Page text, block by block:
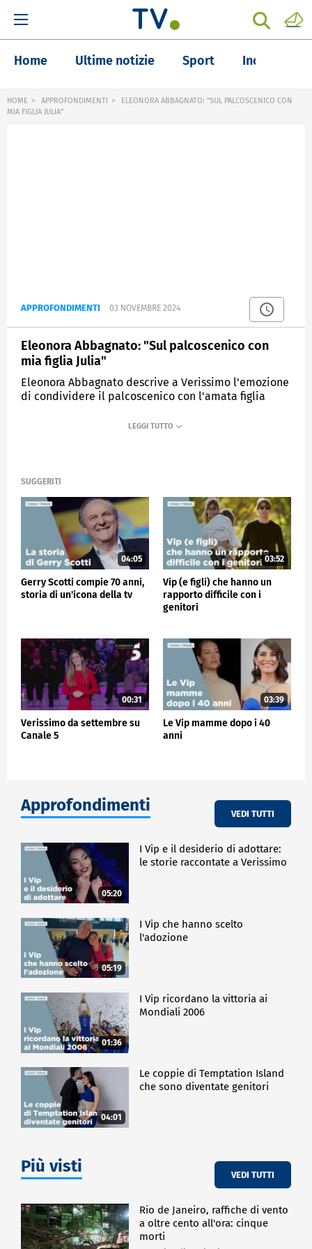
Home Ultime notizie Sport Inchieste
HOME APPROFONDIMENTI
ELEONORA ABBAGNATO: "SUL PALCOSCENICO CON
MIA FIGLIA JULIA"
APPROFONDIMENTI 03 NOVEMBRE 2024
Eleonora Abbagnato: "Sul palcoscenico con
mia figlia Julia"
Eleonora Abbagnato descrive a Verissimo l'emozione
di condividere il palcoscenico con l'amata figlia
SUGGERITI
04:05
Gerry Scotti compie 70 anni,
storia di un'icona della tv
03:52
Vip (e figli) che hanno un
rapporto difficile con i
genitori
00:31
Verissimo da settembre su
Canale 5
03:39
Le Vip mamme dopo i 40
anni
Approfondimenti VEDI TUTTI
05:20
I Vip e il desiderio di adottare:
le storie raccontate a Verissimo
05:19
I Vip che hanno scelto
l'adozione
01:36
I Vip ricordano la vittoria ai
Mondiali 2006
04:01
Le coppie di Temptation Island
che sono diventate genitori
Più visti VEDI TUTTI
Rio de Janeiro, raffiche di vento
a oltre cento all'ora: cinque
morti